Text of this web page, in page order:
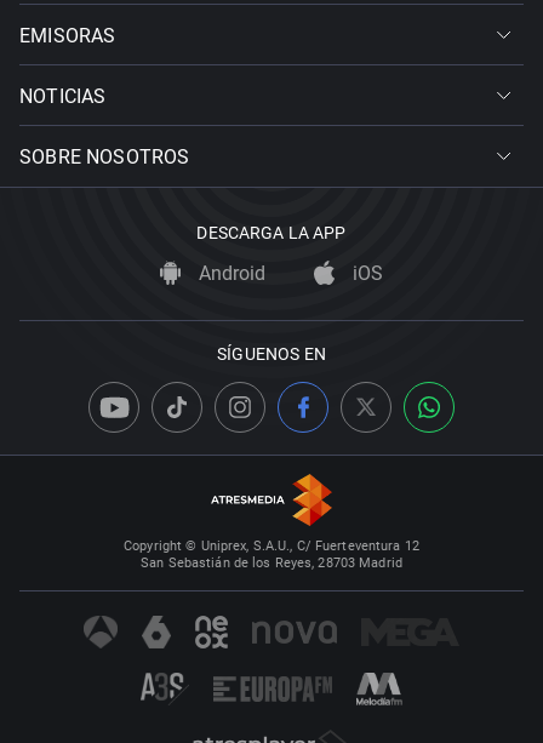
EMISORAS
NOTICIAS
SOBRE NOSOTROS
DESCARGA LA APP
Android iOS
SÍGUENOS EN
Copyright © Uniprex, S.A.U., C/ Fuerteventura 12
San Sebastián de los Reyes, 28703 Madrid